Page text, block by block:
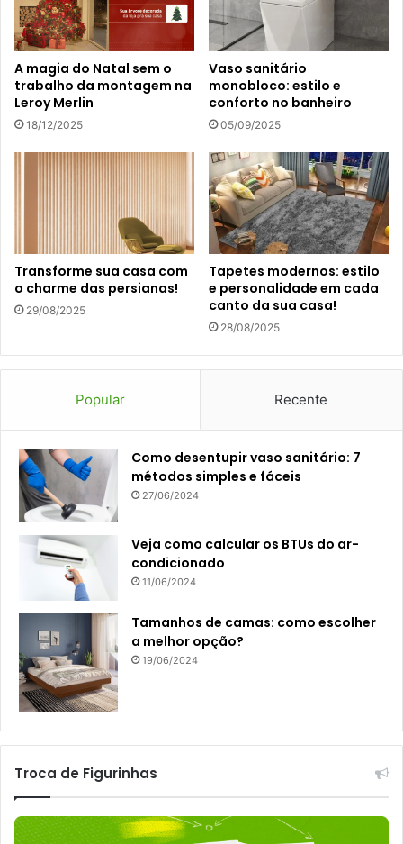
A magia do Natal sem o
trabalho da montagem na
Leroy Merlin
18/12/2025
Vaso sanitário
monobloco: estilo e
conforto no banheiro
05/09/2025
Transforme sua casa com
o charme das persianas!
29/08/2025
Tapetes modernos: estilo
e personalidade em cada
canto da sua casa!
28/08/2025
Popular Recente
Como desentupir vaso sanitário: 7
métodos simples e fáceis
27/06/2024
Veja como calcular os BTUs do ar-
condicionado
11/06/2024
Tamanhos de camas: como escolher
a melhor opção?
19/06/2024
Troca de Figurinhas